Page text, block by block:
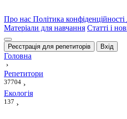
Про нас Політика конфіденційності
Матеріали для навчання Статті і
Реєстрація для репетиторів Вхід
Головна
›
Репетитори
37704 ›
Екологія
137 ›